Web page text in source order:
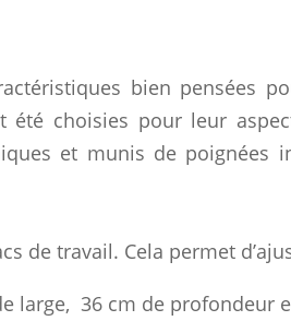
bien pensées
été choisies pour leur
et munis de poignées
de travail. Cela permet
large, 36 cm de profondeur